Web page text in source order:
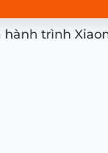
hành trình